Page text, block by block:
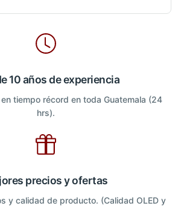
10 años de experiencia
tiempo récord en toda Guatemala (24
hrs).
precios y ofertas
y calidad de producto. (Calidad OLED y